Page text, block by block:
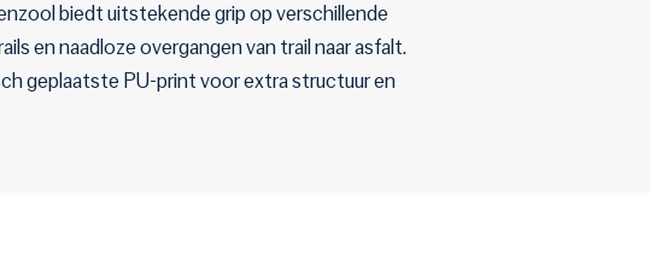
biedt uitstekende grip op verschillende
en naadloze overgangen van trail naar asfalt.
geplaatste PU-print voor extra structuur en